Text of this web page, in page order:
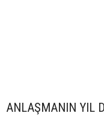
ANLAŞMANIN YIL